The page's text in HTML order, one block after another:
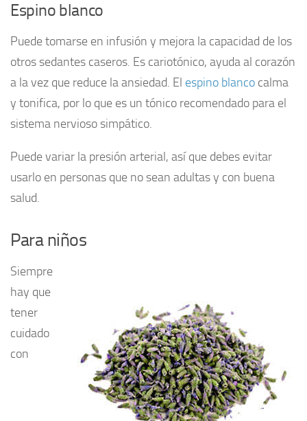
Espino blanco
Puede tomarse en infusión y mejora la capacidad de los
otros sedantes caseros. Es cariotónico, ayuda al corazón
a la vez que reduce la ansiedad. El espino blanco calma
y tonifica, por lo que es un tónico recomendado para el
sistema nervioso simpático.
Puede variar la presión arterial, así que debes evitar
usarlo en personas que no sean adultas y con buena
salud.
Para niños
Siempre
hay que
tener
cuidado
con